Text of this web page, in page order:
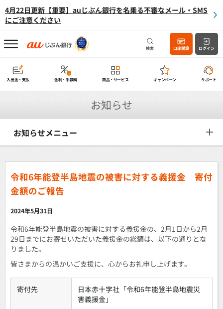
4月22日更新【重要】auじぶん銀行を名乗る不審なメール・SMS
にご注意ください
検索 口座開設 ログイン
入出金・支払 金利・手数料 商品・サービス キャンペーン サポート
お知らせ
お知らせメニュー
令和6年能登半島地震の被害に対する義援金 寄付
金額のご報告
2024年5月31日
令和6年能登半島地震の被害に対する義援金の、2月1日から2月
29日までにお寄せいただいた義援金の総額は、以下の通りとな
りました。
皆さまからの温かいご支援に、心からお礼申し上げます。
寄付先
日本赤十字社「令和6年能登半島地震災
害義援金」